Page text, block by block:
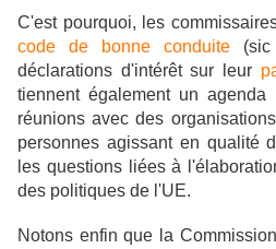
C'est pourquoi, les
code de bonne conduite
déclarations d'intérêt sur leur
tiennent également un
réunions avec des
personnes agissant en qualité
les questions liées à
des politiques de l'UE.
Notons enfin que la